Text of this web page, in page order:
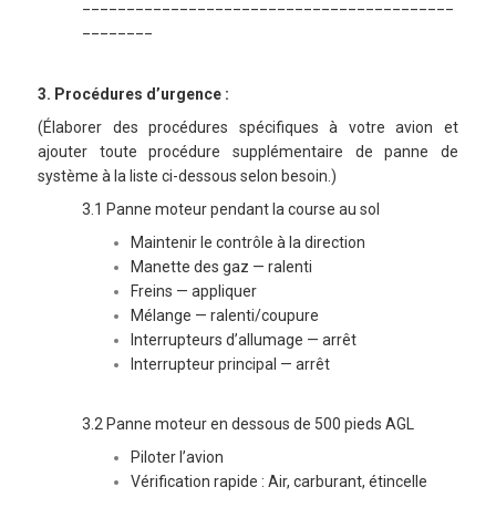
3. Procédures d’urgence :
(Élaborer des procédures spécifiques à votre avion et
ajouter toute procédure supplémentaire de panne de
système à la liste ci-dessous selon besoin.)
3.1 Panne moteur pendant la course au sol
Maintenir le contrôle à la direction
Manette des gaz — ralenti
Freins — appliquer
Mélange — ralenti/coupure
Interrupteurs d’allumage — arrêt
Interrupteur principal — arrêt
3.2 Panne moteur en dessous de 500 pieds AGL
Piloter l’avion
Vérification rapide : Air, carburant, étincelle